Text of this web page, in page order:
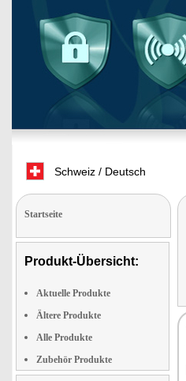
Schweiz / Deutsch
Startseite
Produkt-Übersicht:
Aktuelle Produkte
Ältere Produkte
Alle Produkte
Zubehör Produkte